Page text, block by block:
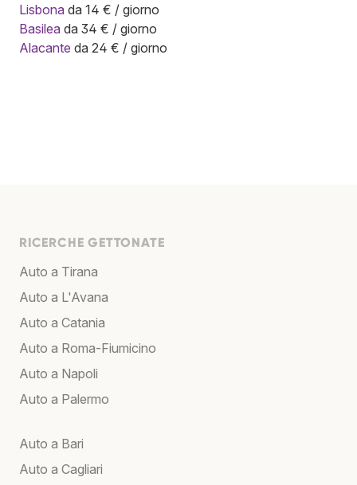
Lisbona da 14 € / giorno
Basilea da 34 € / giorno
Alacante da 24 € / giorno
RICERCHE GETTONATE
Auto a Tirana
Auto a L'Avana
Auto a Catania
Auto a Roma-Fiumicino
Auto a Napoli
Auto a Palermo
Auto a Bari
Auto a Cagliari